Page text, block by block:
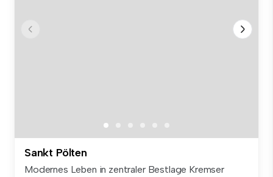
Sankt Pölten
Modernes Leben in zentraler Bestlage Kremser